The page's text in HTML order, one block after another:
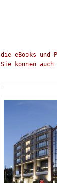
die eBooks und
Sie können